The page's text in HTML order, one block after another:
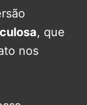
, que
nos